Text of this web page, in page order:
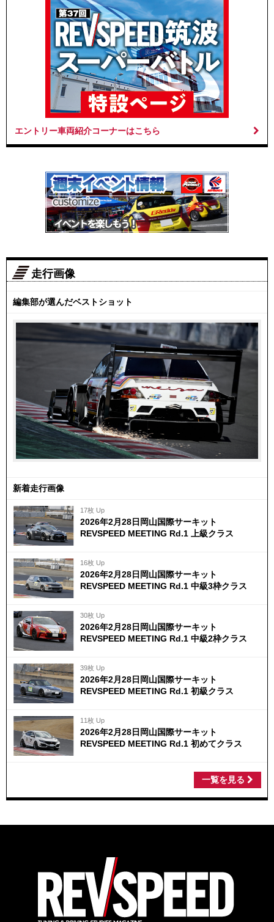
エントリー車両紹介コーナーはこちら
走行画像
編集部が選んだベストショット
新着走行画像
17枚 Up
2026年2月28日岡山国際サーキット
REVSPEED MEETING Rd.1 上級クラス
16枚 Up
2026年2月28日岡山国際サーキット
REVSPEED MEETING Rd.1 中級3枠クラス
30枚 Up
2026年2月28日岡山国際サーキット
REVSPEED MEETING Rd.1 中級2枠クラス
39枚 Up
2026年2月28日岡山国際サーキット
REVSPEED MEETING Rd.1 初級クラス
11枚 Up
2026年2月28日岡山国際サーキット
REVSPEED MEETING Rd.1 初めてクラス
一覧を見る